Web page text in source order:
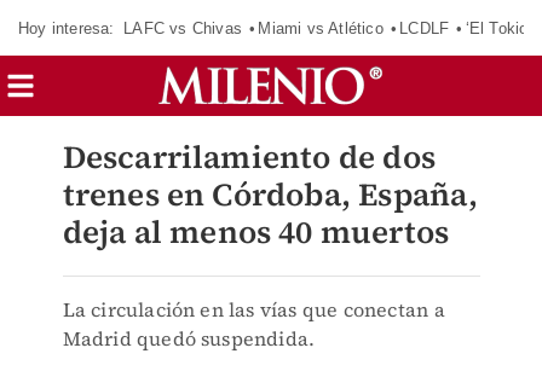
Hoy interesa: LAFC vs Chivas Miami vs Atlético LCDLF ‘El Tokio’
Descarrilamiento de dos
trenes en Córdoba, España,
deja al menos 40 muertos
La circulación en las vías que conectan a
Madrid quedó suspendida.